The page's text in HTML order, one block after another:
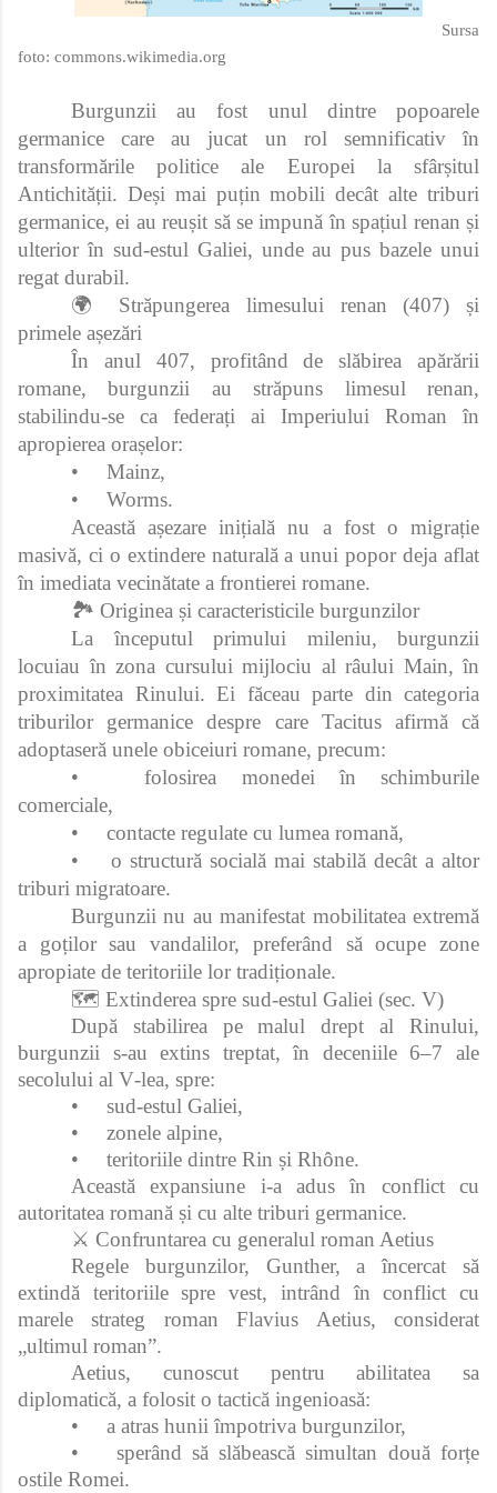
Sursa
foto: commons.wikimedia.org
Burgunzii au fost unul dintre popoarele
germanice care au jucat un rol semnificativ în
transformările politice ale Europei la sfârșitul
Antichității. Deși mai puțin mobili decât alte triburi
germanice, ei au reușit să se impună în spațiul renan și
ulterior în sud-estul Galiei, unde au pus bazele unui
regat durabil.
🌍 Străpungerea limesului renan (407) și
primele așezări
În anul 407, profitând de slăbirea apărării
romane, burgunzii au străpuns limesul renan,
stabilindu-se ca federați ai Imperiului Roman în
apropierea orașelor:
•
Mainz,
•
Worms.
Această așezare inițială nu a fost o migrație
masivă, ci o extindere naturală a unui popor deja aflat
în imediata vecinătate a frontierei romane.
🏞️ Originea și caracteristicile burgunzilor
La începutul primului mileniu, burgunzii
locuiau în zona cursului mijlociu al râului Main, în
proximitatea Rinului. Ei făceau parte din categoria
triburilor germanice despre care Tacitus afirmă că
adoptaseră unele obiceiuri romane, precum:
•
folosirea monedei în schimburile
comerciale,
•
contacte regulate cu lumea romană,
•
o structură socială mai stabilă decât a altor
triburi migratoare.
Burgunzii nu au manifestat mobilitatea extremă
a goților sau vandalilor, preferând să ocupe zone
apropiate de teritoriile lor tradiționale.
🗺️ Extinderea spre sud-estul Galiei (sec. V)
După stabilirea pe malul drept al Rinului,
burgunzii s-au extins treptat, în deceniile 6–7 ale
secolului al V‑lea, spre:
•
sud-estul Galiei,
•
zonele alpine,
•
teritoriile dintre Rin și Rhône.
Această expansiune i-a adus în conflict cu
autoritatea romană și cu alte triburi germanice.
⚔️ Confruntarea cu generalul roman Aetius
Regele burgunzilor, Gunther, a încercat să
extindă teritoriile spre vest, intrând în conflict cu
marele strateg roman Flavius Aetius, considerat
„ultimul roman”.
Aetius, cunoscut pentru abilitatea sa
diplomatică, a folosit o tactică ingenioasă:
•
a atras hunii împotriva burgunzilor,
•
sperând să slăbească simultan două forțe
ostile Romei.